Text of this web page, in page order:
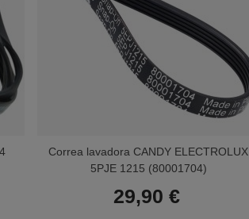
Correa lavadora CANDY ELECTROLUX
5PJE 1215 (80001704)
29,90 €